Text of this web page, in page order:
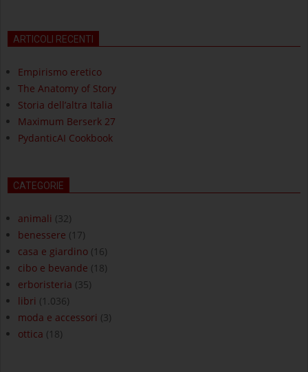
ARTICOLI RECENTI
Empirismo eretico
The Anatomy of Story
Storia dell’altra Italia
Maximum Berserk 27
PydanticAI Cookbook
CATEGORIE
animali (32)
benessere (17)
casa e giardino (16)
cibo e bevande (18)
erboristeria (35)
libri (1.036)
moda e accessori (3)
ottica (18)